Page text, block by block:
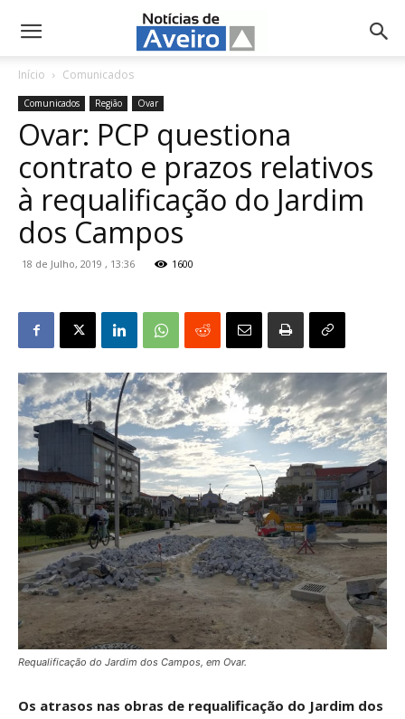
NotíciasdeAveiro.pt
Início Comunicados
Comunicados Região Ovar
Ovar: PCP questiona
contrato e prazos relativos
à requalificação do Jardim
dos Campos
18 de Julho, 2019 , 13:36 1600
Requalificação do Jardim dos Campos, em Ovar.
Os atrasos nas obras de requalificação do Jardim dos